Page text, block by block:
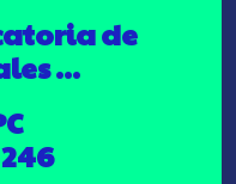
de
...